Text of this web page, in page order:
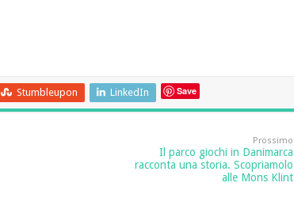
Stumbleupon LinkedIn Save
Prossimo
Il parco giochi in Danimarca
racconta una storia. Scopriamolo
alle Mons Klint